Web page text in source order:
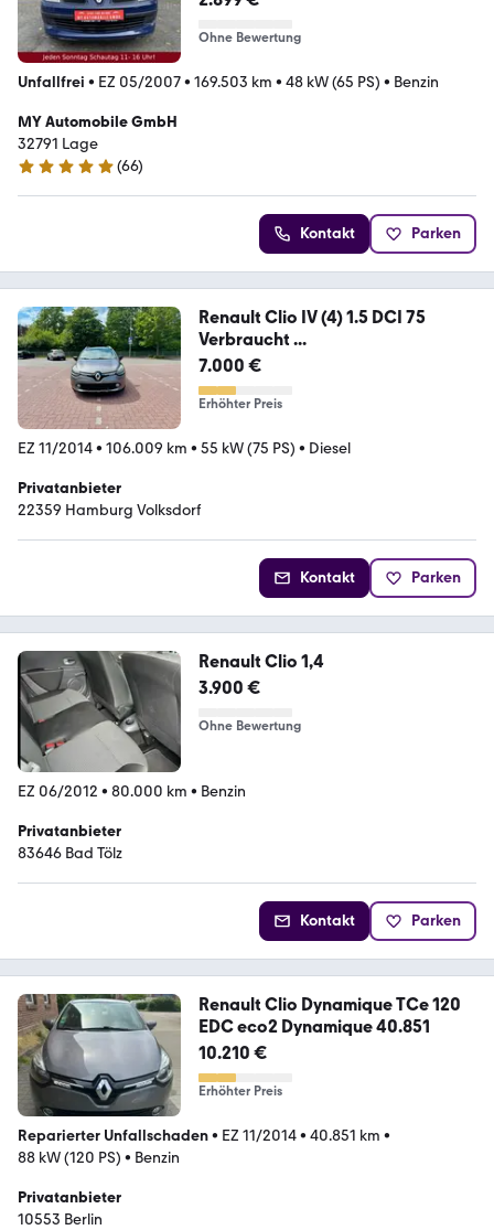
Ohne Bewertung
Unfallfrei • EZ 05/2007• 169.503 km • 48 kW (65 PS) • Benzin
MY Automobile GmbH
32791 Lage
4.9 Sterne
(66)
Kontakt Parken
Renault Clio IV (4) 1.5 DCI 75
Verbraucht ...
7.000 €
Erhöhter Preis
EZ 11/2014• 106.009 km • 55 kW (75 PS) • Diesel
Privatanbieter
22359 Hamburg Volksdorf
Kontakt Parken
Renault Clio 1,4
3.900 €
Ohne Bewertung
EZ 06/2012 • 80.000 km • Benzin
Privatanbieter
83646 Bad Tölz
Kontakt Parken
Renault Clio Dynamique TCe 120
EDC eco2 Dynamique 40.851
10.210 €
Erhöhter Preis
Reparierter Unfallschaden• EZ 11/2014• 40.851 km •
88 kW (120 PS) • Benzin
Privatanbieter
10553 Berlin